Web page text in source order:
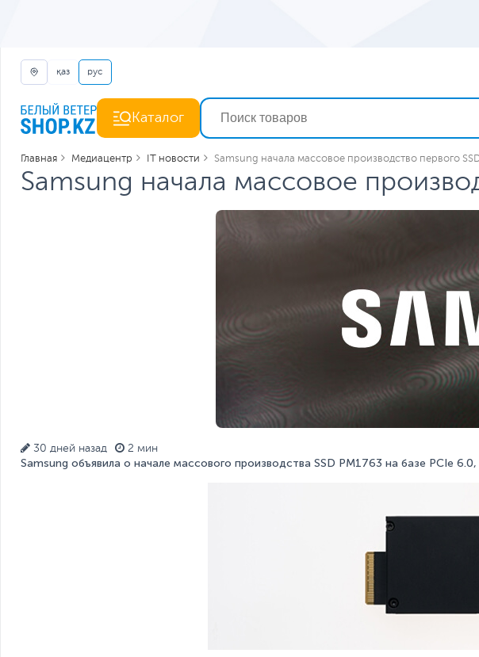
қаз рус
Каталог
Главная Медиацентр IT новости Samsung начала массовое производство первого
Samsung начала массовое
30 дней назад 2 мин
Samsung объявила о начале массового производства SSD PM1763 на базе PCIe